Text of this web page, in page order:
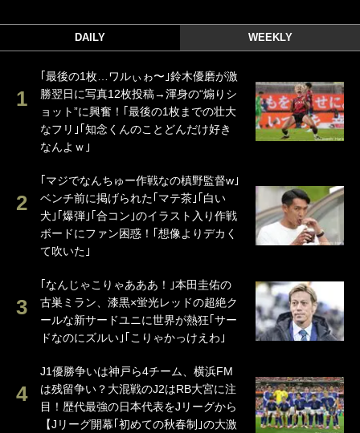
DAILY WEEKLY
｢最後の1枚…ワルぃゎ〜｣鈴木優磨が激
勝翌日に写真12枚投稿→渾身の“煽りシ
ョット”に興奮！｢最後の1枚までの壮大
なフリ｣｢知念くんのことどんだけ好き
なんよｗ｣
｢マジでなんちゅー作戦なの槙野監督w｣
ベンチ前に掲げられた｢マテ茶｣｢白い
犬｣｢爆弾｣｢合コン｣のイラスト入り作戦
ボードにファン困惑！｢想像よりデカく
て吹いた｣
｢なんじゃこりゃあああ！｣本田圭佑の
古巣ミラン、漆黒×蛍光レッドの超絶ク
ールな新サードユニに世界が熱狂｢サー
ドなのにズルい｣｢こりゃかっけえわ｣
J1優勝争いは神戸ら4チーム、横浜FM
は残留争い？大混戦のJ2はRB大宮に注
目！歴代最強の日本代表をJリーグから
【Jリーグ開幕｢初めての秋春制｣の大激